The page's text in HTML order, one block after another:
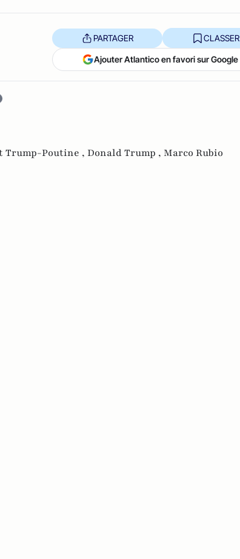
PARTAGER CLASSER
Ajouter Atlantico en favori sur Google
Trump-Poutine , Donald Trump , Marco Rubio